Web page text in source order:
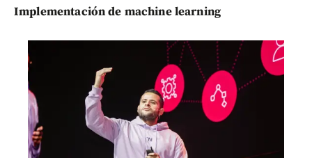
Implementación de machine learning